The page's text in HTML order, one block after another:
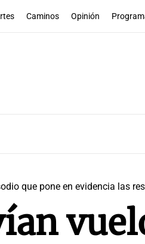
Caminos Opinión
que pone en evidencia las